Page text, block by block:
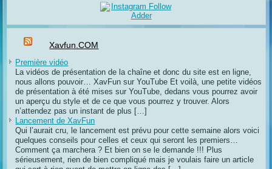
Xavfun.COM
Première vidéo
La vidéos de présentation de la chaîne et donc du site est en ligne,
nous allons pouvoir… XavFun sur YouTube Et voilà, une petite vidéos
de présentation à été mises sur YouTube, dedans vous pourrez avoir
un aperçu du style et de ce que vous pourrez y trouver. Alors
n’attendez pas un instant de plus […]
Lancement de XavFun
Qui l’aurait cru, le lancement est prévu pour cette semaine alors voici
quelques conseils pour celles et ceux qui seront les premiers…
Comment ça marchera ? Et bien on se le demande !!! Plus
sérieusement, rien de bien compliqué mais je voulais faire un article